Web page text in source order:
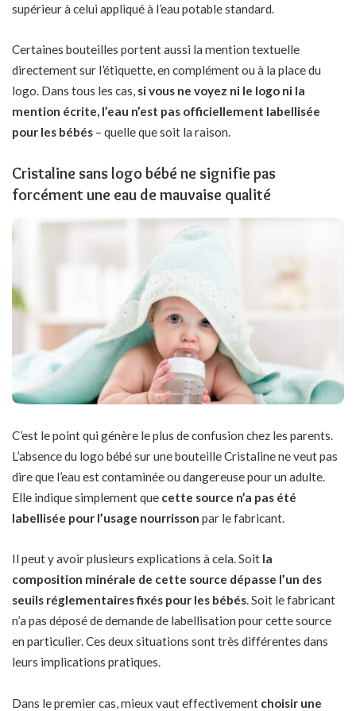
supérieur à celui appliqué à l’eau potable standard.
Certaines bouteilles portent aussi la mention textuelle
directement sur l’étiquette, en complément ou à la place du
logo. Dans tous les cas, si vous ne voyez ni le logo ni la
mention écrite, l’eau n’est pas officiellement labellisée
pour les bébés – quelle que soit la raison.
Cristaline sans logo bébé ne signifie pas
forcément une eau de mauvaise qualité
C’est le point qui génère le plus de confusion chez les parents.
L’absence du logo bébé sur une bouteille Cristaline ne veut pas
dire que l’eau est contaminée ou dangereuse pour un adulte.
Elle indique simplement que cette source n’a pas été
labellisée pour l’usage nourrisson par le fabricant.
Il peut y avoir plusieurs explications à cela. Soit la
composition minérale de cette source dépasse l’un des
seuils réglementaires fixés pour les bébés. Soit le fabricant
n’a pas déposé de demande de labellisation pour cette source
en particulier. Ces deux situations sont très différentes dans
leurs implications pratiques.
Dans le premier cas, mieux vaut effectivement choisir une